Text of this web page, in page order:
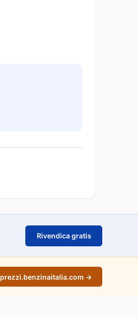
Rivendica gratis
prezzi.benzinaitalia.com →